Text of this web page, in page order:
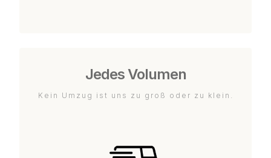
Jedes Volumen
Kein Umzug ist uns zu groß oder zu klein.